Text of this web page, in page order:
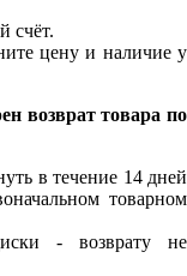
счёт.
цену и наличие у
возврат товара по
в течение 14 дней
товарном
- возврату не